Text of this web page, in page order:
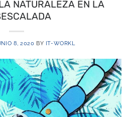
NATURALEZA EN LA
8, 2020 BY IT-WORKL